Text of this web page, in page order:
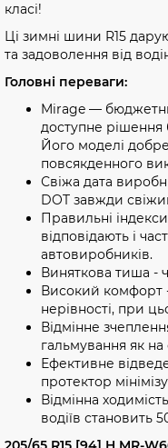
класі!
Ці зимні шини R15
та задоволення від
Головні переваги:
Mirage —
доступне рішення
Його моделі
повсякденного
Свіжа дата
DOT завжди
Правильні
відповідають і
автовиробників.
Виняткова тиша -
Високий комфорт
нерівності, при
Відмінне
гальмування як на
Ефективне
протектор
Відмінна
водіїв становить